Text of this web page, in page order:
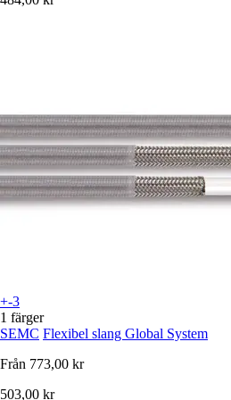
+-3
1 färger
SEMC Flexibel slang Global System
Från 773,00 kr
503,00 kr